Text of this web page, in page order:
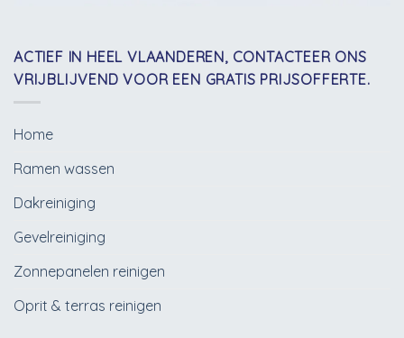
ACTIEF IN HEEL VLAANDEREN, CONTACTEER ONS
VRIJBLIJVEND VOOR EEN GRATIS PRIJSOFFERTE.
Home
Ramen wassen
Dakreiniging
Gevelreiniging
Zonnepanelen reinigen
Oprit & terras reinigen